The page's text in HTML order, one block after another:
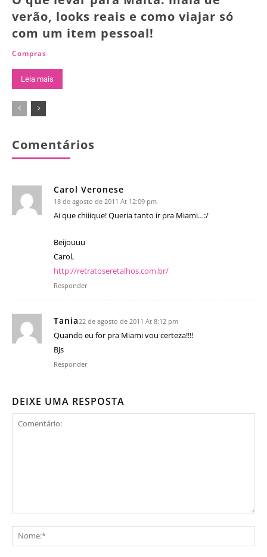
verão, looks reais e como viajar só
com um item pessoal!
Compras
Leia mais
Comentários
Carol Veronese
18 de agosto de 2011 At 12:09 pm
Ai que chiiique! Queria tanto ir pra Miami…:/
Beijouuu
Carol,
http://retratoseretalhos.com.br/
Responder
Tania 22 de agosto de 2011 At 8:12 pm
Quando eu for pra Miami vou certeza!!!!
BJs
Responder
DEIXE UMA RESPOSTA